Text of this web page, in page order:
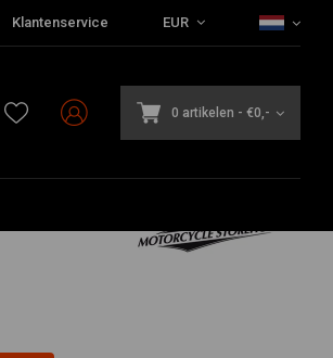
Klantenservice EUR
0 artikelen - €0,-